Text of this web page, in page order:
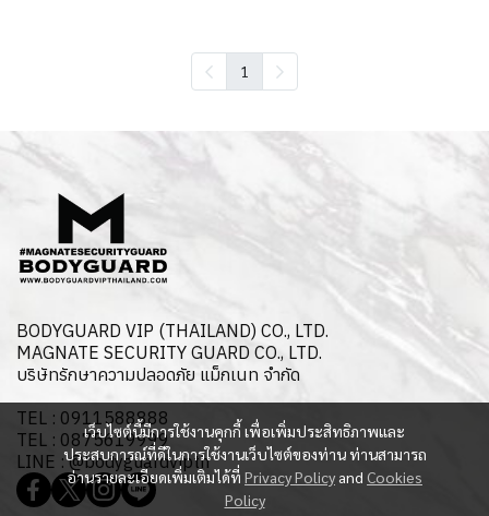
1
เว็บไซต์นี้มีการใช้งานคุกกี้ เพื่อเพิ่มประสิทธิภาพและ
ประสบการณ์ที่ดีในการใช้งานเว็บไซต์ของท่าน ท่านสามารถ
อ่านรายละเอียดเพิ่มเติมได้ที่ Privacy Policy and Cookies
Policy
BODYGUARD VIP (THAILAND) CO., LTD.
MAGNATE SECURITY GUARD CO., LTD.
บริษัทรักษาความปลอดภัย แม็กเนท จำกัด
TEL : 0911588888
TEL : 0875619999
LINE : @bodyguardvipth